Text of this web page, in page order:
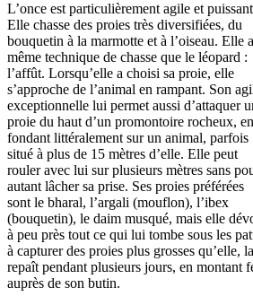
L’once est particulièrement agile et
Elle chasse des proies très diversifiées, du
bouquetin à la marmotte et à l’oiseau. Elle
même technique de chasse que le léopard :
l’affût. Lorsqu’elle a choisi sa proie, elle
s’approche de l’animal en rampant. Son
exceptionnelle lui permet aussi d’attaquer
proie du haut d’un promontoire rocheux, en
fondant littéralement sur un animal, parfois
situé à plus de 15 mètres d’elle. Elle peut
rouler avec lui sur plusieurs mètres sans
autant lâcher sa prise. Ses proies préférées
sont le bharal, l’argali (mouflon), l’ibex
(bouquetin), le daim musqué, mais elle
à peu près tout ce qui lui tombe sous les
à capturer des proies plus grosses qu’elle,
repaît pendant plusieurs jours, en montant
auprès de son butin.